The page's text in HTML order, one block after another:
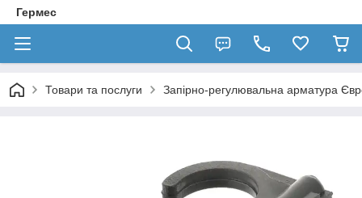
Гермес
Товари та послуги Запірно-регулювальна арматура